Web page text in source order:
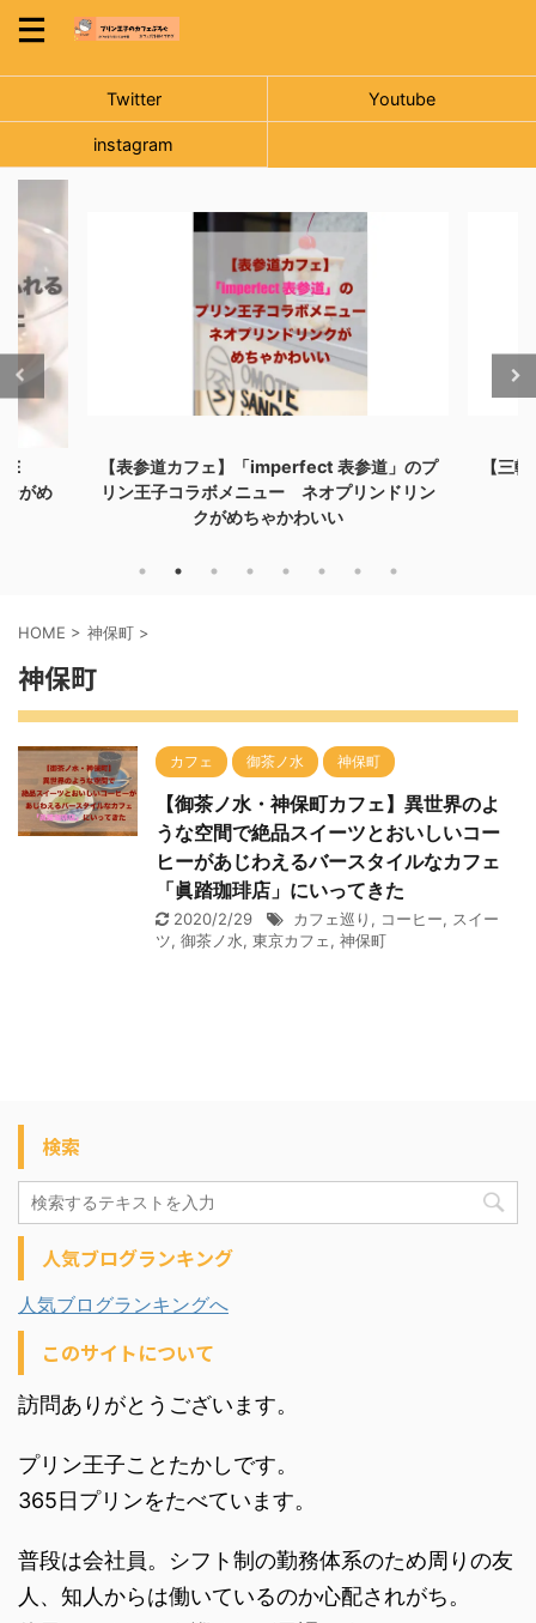
Twitter Youtube
instagram
がめ
【表参道カフェ】「imperfect 表参道」のプ
リン王子コラボメニュー ネオプリンドリン
クがめちゃかわいい
【三
HOME > 神保町 >
神保町
カフェ 御茶ノ水 神保町
【御茶ノ水・神保町カフェ】異世界のよ
うな空間で絶品スイーツとおいしいコー
ヒーがあじわえるバースタイルなカフェ
「眞踏珈琲店」にいってきた
2020/2/29 カフェ巡り , コーヒー, スイー
ツ, 御茶ノ水, 東京カフェ, 神保町
検索
人気ブログランキング
人気ブログランキングへ
このサイトについて
訪問ありがとうございます。
プリン王子ことたかしです。
365日プリンをたべています。
普段は会社員。シフト制の勤務体系のため周りの友
人、知人からは働いているのか心配されがち。